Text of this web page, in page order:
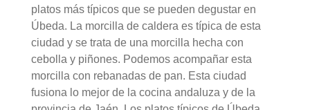
platos más típicos que se pueden degustar en
Úbeda. La morcilla de caldera es típica de esta
ciudad y se trata de una morcilla hecha con
cebolla y piñones. Podemos acompañar esta
morcilla con rebanadas de pan. Esta ciudad
fusiona lo mejor de la cocina andaluza y de la